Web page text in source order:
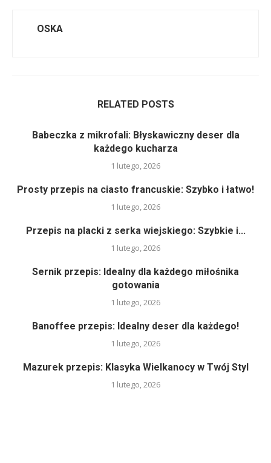
OSKA
RELATED POSTS
Babeczka z mikrofali: Błyskawiczny deser dla
każdego kucharza
1 lutego, 2026
Prosty przepis na ciasto francuskie: Szybko i łatwo!
1 lutego, 2026
Przepis na placki z serka wiejskiego: Szybkie i...
1 lutego, 2026
Sernik przepis: Idealny dla każdego miłośnika
gotowania
1 lutego, 2026
Banoffee przepis: Idealny deser dla każdego!
1 lutego, 2026
Mazurek przepis: Klasyka Wielkanocy w Twój Styl
1 lutego, 2026